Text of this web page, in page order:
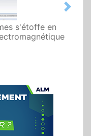
s'étoffe en
Next